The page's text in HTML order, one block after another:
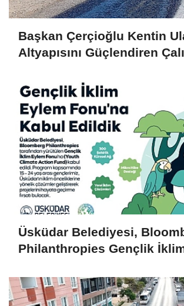
Başkan Çerçioğlu Kentin
Altyapısını Güçlendiren
Üsküdar Belediyesi,
Philanthropies Gençlik